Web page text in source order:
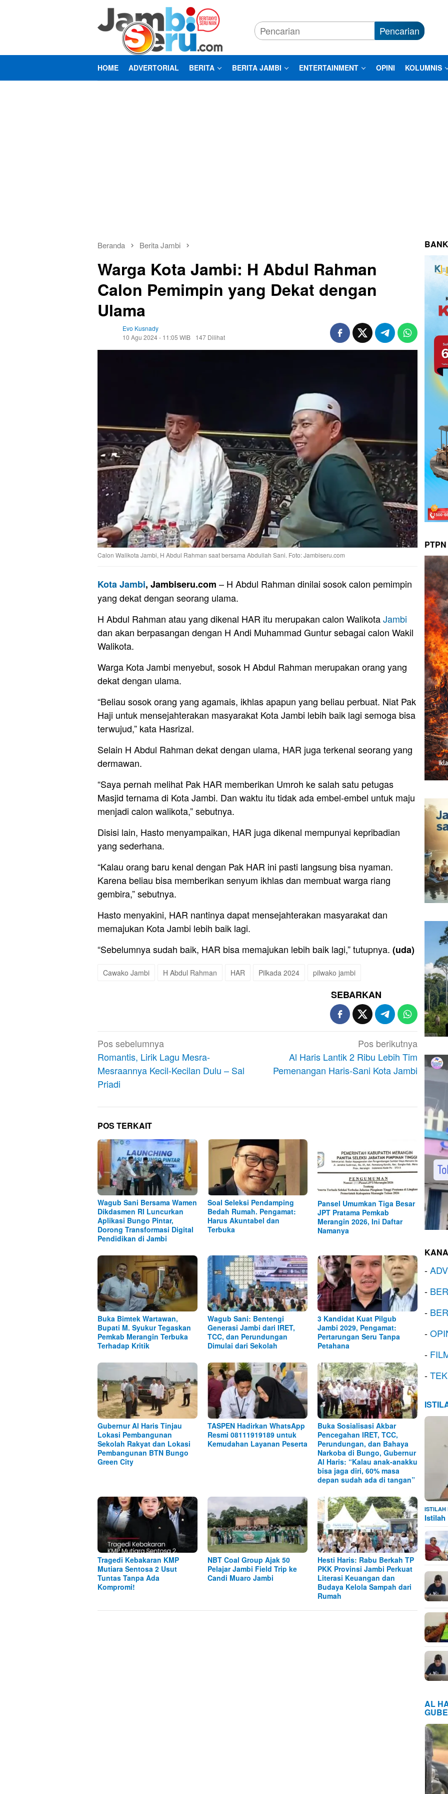
Pencarian
HOME ADVERTORIAL BERITA BERITA JAMBI ENTERTAINMENT OPINI KOLUMNIS
Beranda Berita Jambi
Warga Kota Jambi: H Abdul Rahman
Calon Pemimpin yang Dekat dengan
Ulama
Evo Kusnady
10 Agu 2024 - 11:05 WIB
147 Dilihat
Calon Walikota Jambi, H Abdul Rahman saat bersama Abdullah Sani. Foto: Jambiseru.com
Kota Jambi, Jambiseru.com – H Abdul Rahman dinilai sosok calon pemimpin
yang dekat dengan seorang ulama.
H Abdul Rahman atau yang dikenal HAR itu merupakan calon WalikotaJambi
dan akan berpasangan dengan H Andi Muhammad Guntur sebagai calon Wakil
Walikota.
Warga Kota Jambi menyebut, sosok H Abdul Rahman merupakan orang yang
dekat dengan ulama.
“Beliau sosok orang yang agamais, ikhlas apapun yang beliau perbuat. Niat Pak
Haji untuk mensejahterakan masyarakat Kota Jambi lebih baik lagi semoga bisa
terwujud,” kata Hasrizal.
Selain H Abdul Rahman dekat dengan ulama, HAR juga terkenal seorang yang
dermawan.
“Saya pernah melihat Pak HAR memberikan Umroh ke salah satu petugas
Masjid ternama di Kota Jambi. Dan waktu itu tidak ada embel-embel untuk maju
menjadi calon walikota,” sebutnya.
Disisi lain, Hasto menyampaikan, HAR juga dikenal mempunyai kepribadian
yang sederhana.
“Kalau orang baru kenal dengan Pak HAR ini pasti langsung bisa nyaman.
Karena beliau bisa memberikan senyum ikhlas dan membuat warga riang
gembira,” sebutnya.
Hasto menyakini, HAR nantinya dapat mensejahterakan masyarakat dan
memajukan Kota Jambi lebih baik lagi.
“Sebelumnya sudah baik, HAR bisa memajukan lebih baik lagi,” tutupnya. (uda)
Cawako Jambi H Abdul Rahman HAR Pilkada 2024 pilwako jambi
SEBARKAN
Navigasi
pos
Pos sebelumnya
Romantis, Lirik Lagu Mesra-
Mesraannya Kecil-Kecilan Dulu – Sal
Priadi
Pos berikutnya
Al Haris Lantik 2 Ribu Lebih Tim
Pemenangan Haris-Sani Kota Jambi
POS TERKAIT
Wagub Sani Bersama Wamen
Dikdasmen RI Luncurkan
Aplikasi Bungo Pintar,
Dorong Transformasi Digital
Pendidikan di Jambi
Soal Seleksi Pendamping
Bedah Rumah. Pengamat:
Harus Akuntabel dan
Terbuka
Pansel Umumkan Tiga Besar
JPT Pratama Pemkab
Merangin 2026, Ini Daftar
Namanya
Buka Bimtek Wartawan,
Bupati M. Syukur Tegaskan
Pemkab Merangin Terbuka
Terhadap Kritik
Wagub Sani: Bentengi
Generasi Jambi dari IRET,
TCC, dan Perundungan
Dimulai dari Sekolah
3 Kandidat Kuat Pilgub
Jambi 2029, Pengamat:
Pertarungan Seru Tanpa
Petahana
Gubernur Al Haris Tinjau
Lokasi Pembangunan
Sekolah Rakyat dan Lokasi
Pembangunan BTN Bungo
Green City
TASPEN Hadirkan WhatsApp
Resmi 08111919189 untuk
Kemudahan Layanan Peserta
Buka Sosialisasi Akbar
Pencegahan IRET, TCC,
Perundungan, dan Bahaya
Narkoba di Bungo, Gubernur
Al Haris: “Kalau anak-anakku
bisa jaga diri, 60% masa
depan sudah ada di tangan”
Tragedi Kebakaran KMP
Mutiara Sentosa 2 Usut
Tuntas Tanpa Ada
Kompromi!
NBT Coal Group Ajak 50
Pelajar Jambi Field Trip ke
Candi Muaro Jambi
Hesti Haris: Rabu Berkah TP
PKK Provinsi Jambi Perkuat
Literasi Keuangan dan
Budaya Kelola Sampah dari
Rumah
-
-
-
-
-
-
ISTILAH
Istilah
AL